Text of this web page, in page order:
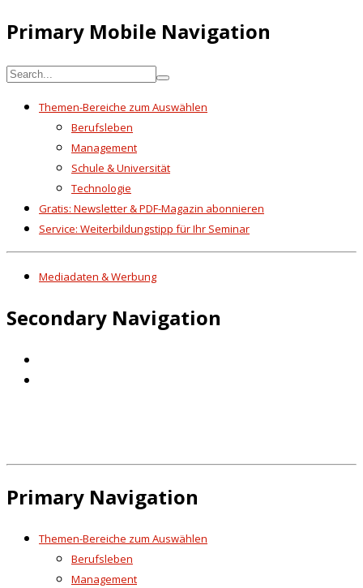
Primary Mobile Navigation
Themen-Bereiche zum Auswählen
Berufsleben
Management
Schule & Universität
Technologie
Gratis: Newsletter & PDF-Magazin abonnieren
Service: Weiterbildungstipp für Ihr Seminar
Mediadaten & Werbung
Secondary Navigation
Primary Navigation
Themen-Bereiche zum Auswählen
Berufsleben
Management